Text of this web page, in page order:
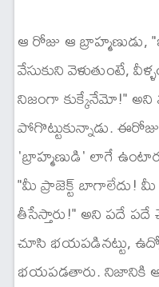
ఆ రోజు ఆ
వేసుకుని వెళుతుంటే,
నిజంగా కుక్కేనేమో!" అని
పోగొట్టుకున్నాడు.
'బ్రాహ్మణుడి' లాగే
"మీ ప్రాజెక్ట్ బాగాలేదు!
తీసేస్తారు!" అని పదే పదే
చూసి భయపడినట్టు,
భయపడతారు. నిజానికి